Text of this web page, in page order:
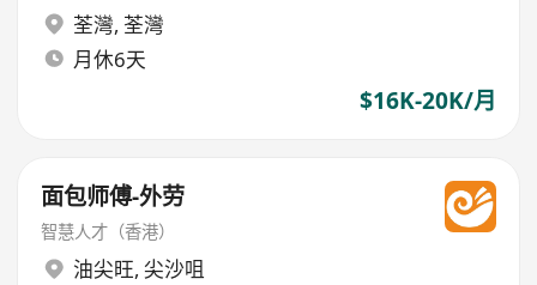
荃灣, 荃灣
月休6天
$16K-20K/月
面包师傅-外劳
智慧人才（香港）
油尖旺, 尖沙咀